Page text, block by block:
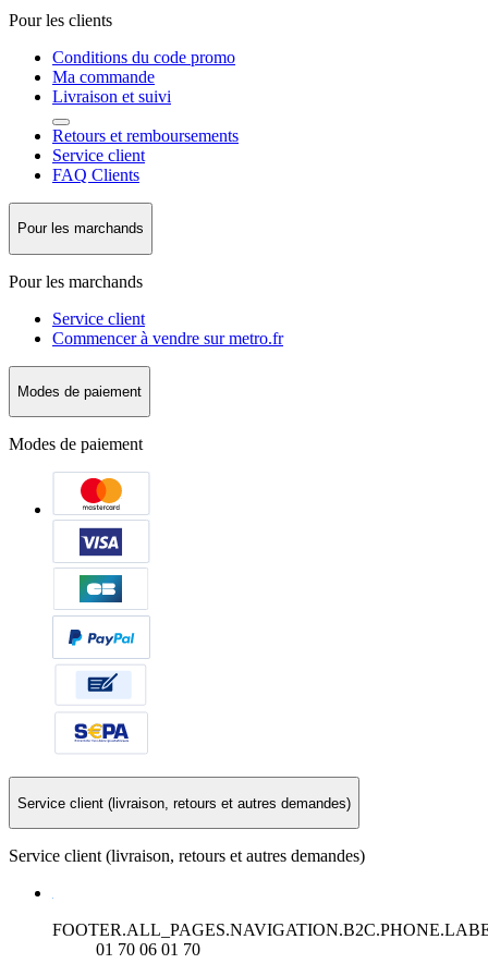
Pour les clients
Conditions du code promo
Ma commande
Livraison et suivi
Retours et remboursements
Service client
FAQ Clients
Pour les marchands
Pour les marchands
Service client
Commencer à vendre sur metro.fr
Modes de paiement
Modes de paiement
Service client (livraison, retours et autres demandes)
Service client (livraison, retours et autres demandes)
01 70 06 01 70